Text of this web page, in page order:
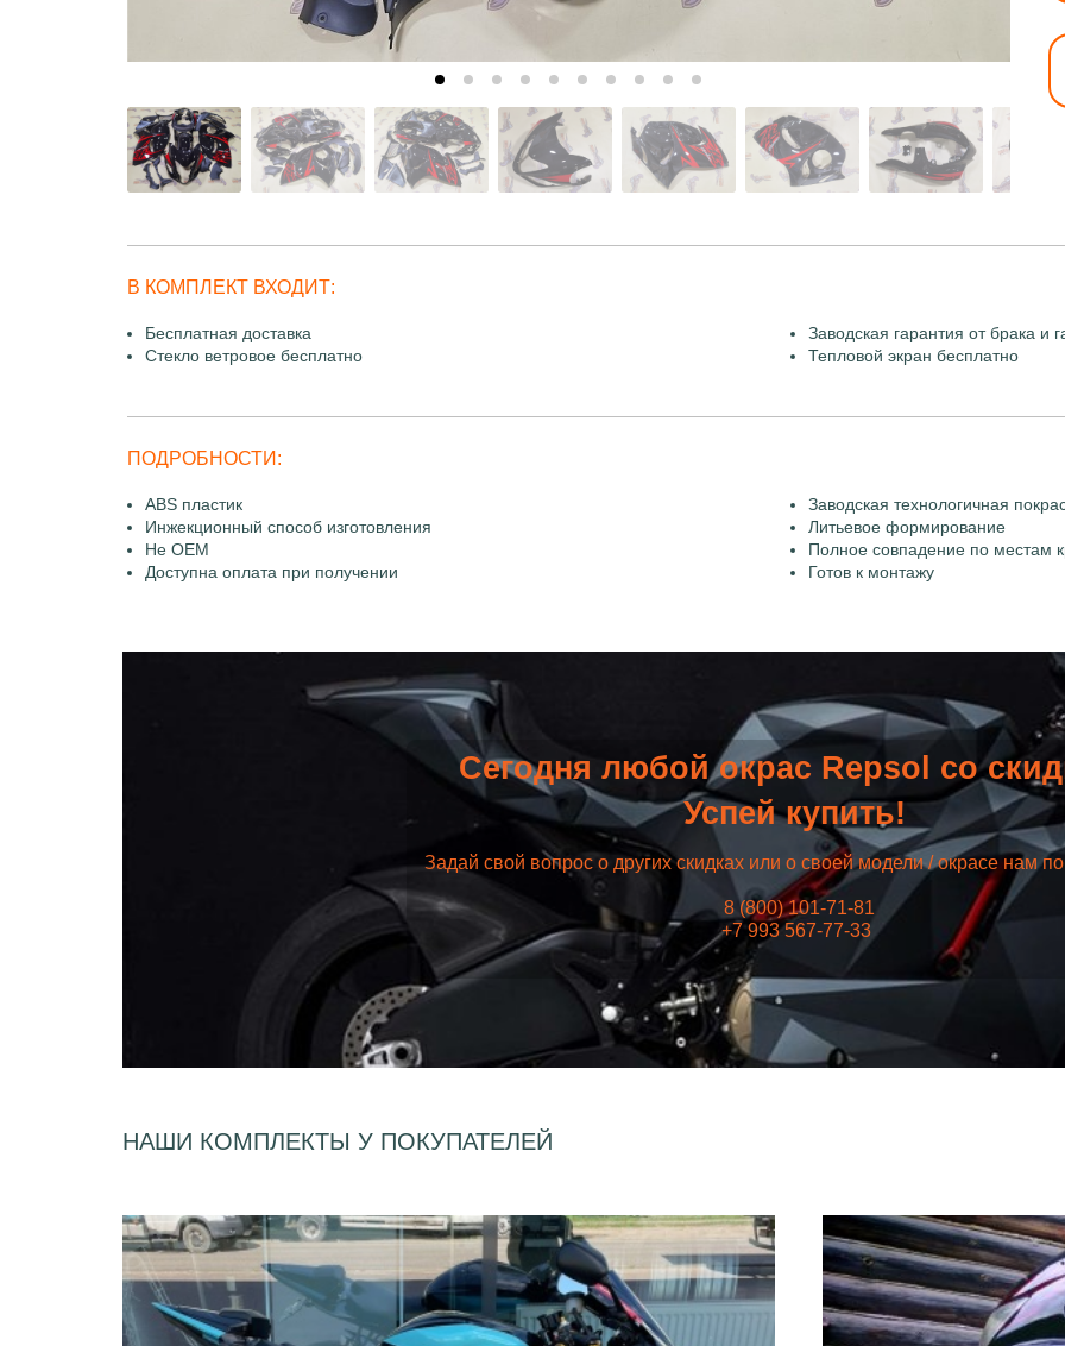
В КОМПЛЕКТ ВХОДИТ:
Бесплатная доставка
Заводская гарантия от брака и
Стекло ветровое бесплатно
Тепловой экран бесплатно
ПОДРОБНОСТИ:
ABS пластик
Заводская технологичная
Инжекционный способ изготовления
Литьевое формирование
Не OEM
Полное совпадение по местам
Доступна оплата при получении
Готов к монтажу
Сегодня любой окрас Repsol со
Успей купить!
Задай свой вопрос о других скидках или о своей модели / окрасе нам
8 (800) 101-71-81
+7 993 567-77-33
НАШИ КОМПЛЕКТЫ У ПОКУПАТЕЛЕЙ